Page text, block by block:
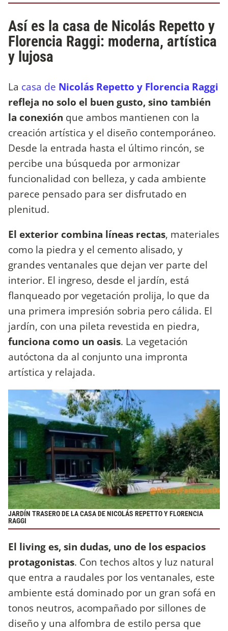
Así es la casa de Nicolás Repetto y
Florencia Raggi: moderna, artística
y lujosa
La casa de Nicolás Repetto y Florencia Raggi
refleja no solo el buen gusto, sino también
la conexión que ambos mantienen con la
creación artística y el diseño contemporáneo.
Desde la entrada hasta el último rincón, se
percibe una búsqueda por armonizar
funcionalidad con belleza, y cada ambiente
parece pensado para ser disfrutado en
plenitud.
El exterior combina líneas rectas, materiales
como la piedra y el cemento alisado, y
grandes ventanales que dejan ver parte del
interior. El ingreso, desde el jardín, está
flanqueado por vegetación prolija, lo que da
una primera impresión sobria pero cálida. El
jardín, con una pileta revestida en piedra,
funciona como un oasis. La vegetación
autóctona da al conjunto una impronta
artística y relajada.
JARDÍN TRASERO DE LA CASA DE NICOLÁS REPETTO Y FLORENCIA
RAGGI
El living es, sin dudas, uno de los espacios
protagonistas. Con techos altos y luz natural
que entra a raudales por los ventanales, este
ambiente está dominado por un gran sofá en
tonos neutros, acompañado por sillones de
diseño y una alfombra de estilo persa que